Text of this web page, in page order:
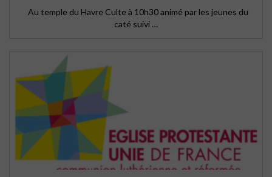
Au temple du Havre Culte à 10h30 animé par les jeunes du
caté suivi …